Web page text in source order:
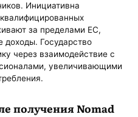
Инициативна
за пределами ЕС,
доходы. Государство
через взаимодействие с
увеличивающими
получения Nomad